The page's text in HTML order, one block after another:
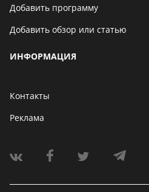
Добавить программу
Добавить обзор или статью
ИНФОРМАЦИЯ
Контакты
Реклама